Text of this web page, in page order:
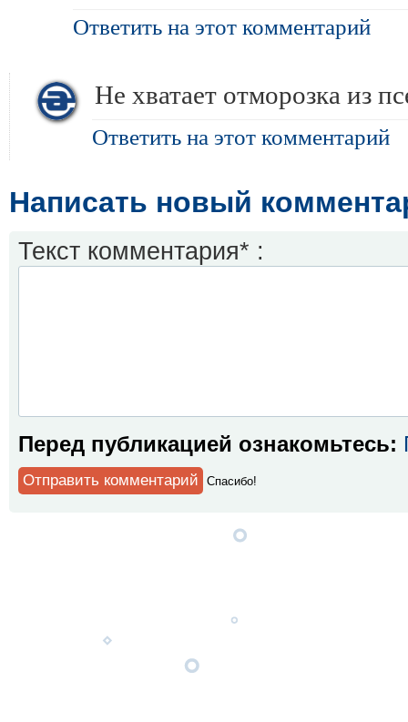
Ответить на этот комментарий
Не хватает отморозка из
Ответить на этот комментарий
Написать новый
Текст комментария* :
Перед публикацией ознакомьтесь:
Спaсибо!